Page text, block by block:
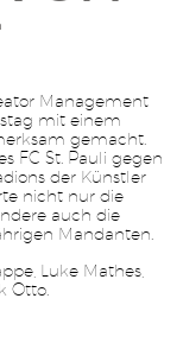
Management
mit einem
gemacht.
FC St. Pauli gegen
der Künstler
nicht nur die
auch die
Mandanten.
Luke Mathes,
Otto.